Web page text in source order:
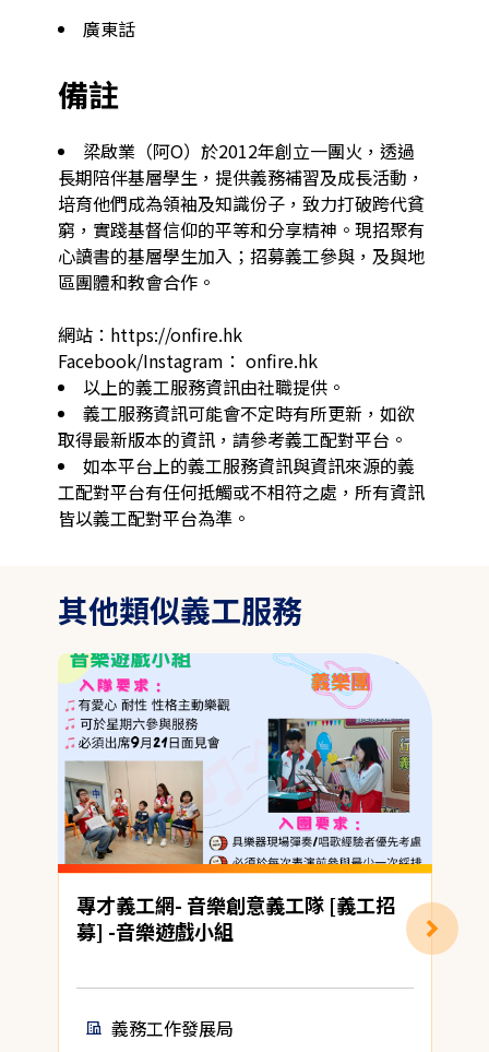
廣東話
備註
梁啟業（阿O）於2012年創立一團火，透過
長期陪伴基層學生，提供義務補習及成長活動，
培育他們成為領袖及知識份子，致力打破跨代貧
窮，實踐基督信仰的平等和分享精神。現招聚有
心讀書的基層學生加入；招募義工參與，及與地
區團體和教會合作。
網站：https://onfire.hk
Facebook/Instagram： onfire.hk
以上的義工服務資訊由社職提供。
義工服務資訊可能會不定時有所更新，如欲
取得最新版本的資訊，請參考義工配對平台。
如本平台上的義工服務資訊與資訊來源的義
工配對平台有任何抵觸或不相符之處，所有資訊
皆以義工配對平台為準。
其他類似義工服務
專才義工網- 音樂創意義工隊 [義工招
募] -音樂遊戲小組
義務工作發展局